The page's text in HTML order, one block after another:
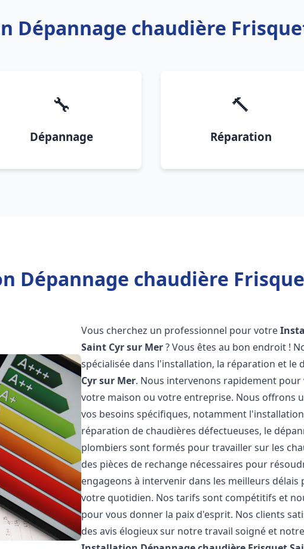
Dépannage chaudière
🔧
Dépannage
🔨
Réparation
Dépannage chaudière
Vous cherchez un professionnel pour votre
Saint Cyr sur Mer? Vous êtes au bon endroit !
spécialisée dans l'installation, la réparation et le
Cyr sur Mer. Nous intervenons rapidement
votre maison ou votre entreprise. Nous offrons
vos besoins spécifiques, notamment
réparation de chaudières défectueuses, le
plombiers sont formés pour travailler sur les
des pièces de rechange nécessaires pour
engageons à intervenir dans les meilleurs
votre quotidien. Nos tarifs sont compétitifs et
pour vous donner la paix d'esprit. Nos clients
des avis élogieux sur notre travail soigné et